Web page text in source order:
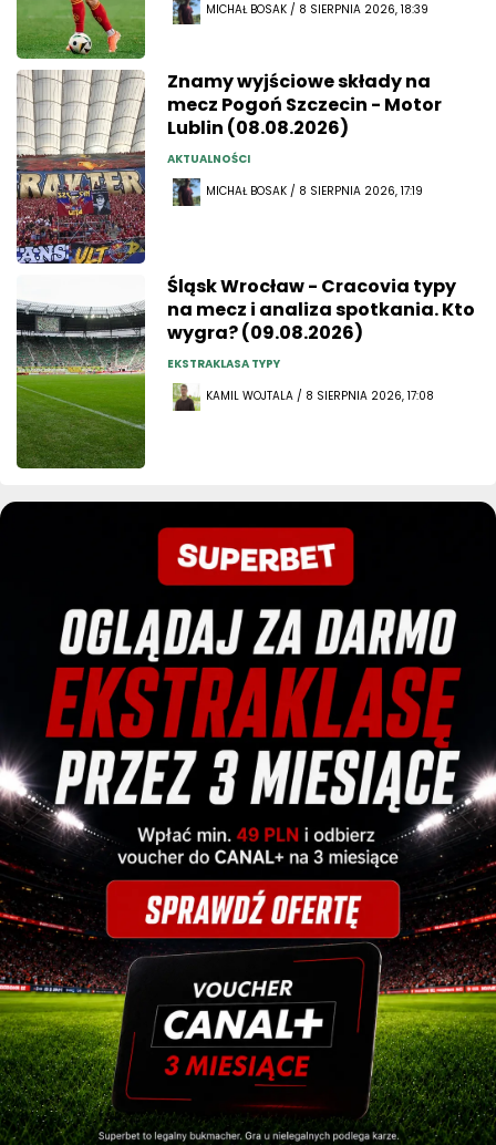
MICHAŁ BOSAK / 8 SIERPNIA 2026, 18:39
Znamy wyjściowe składy na
mecz Pogoń Szczecin - Motor
Lublin (08.08.2026)
AKTUALNOŚCI
MICHAŁ BOSAK / 8 SIERPNIA 2026, 17:19
Śląsk Wrocław - Cracovia typy
na mecz i analiza spotkania. Kto
wygra? (09.08.2026)
EKSTRAKLASA TYPY
KAMIL WOJTALA / 8 SIERPNIA 2026, 17:08